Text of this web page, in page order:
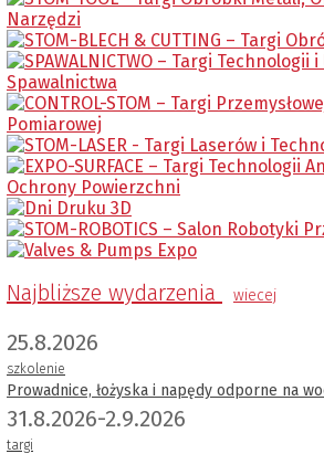
Najbliższe wydarzenia wiecej
25.8.2026
szkolenie
Prowadnice, łożyska i napędy odporne na
31.8.2026-2.9.2026
targi